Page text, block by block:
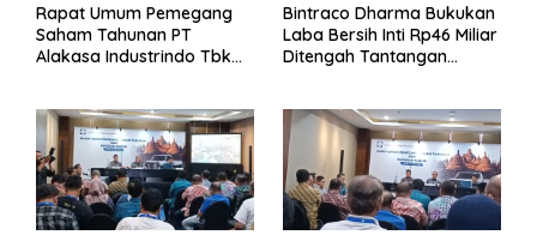
Rapat Umum Pemegang
Saham Tahunan PT
Alakasa Industrindo Tbk
Bintraco Dharma Bukukan
Laba Bersih Inti Rp46 Miliar
Ditengah Tantangan